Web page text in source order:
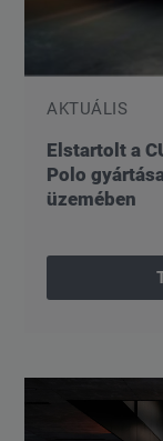
AKTUÁLIS
Elstartolt a
Polo
üzemében